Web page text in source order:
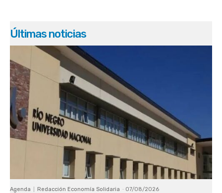
Últimas noticias
Agenda Redacción Economía Solidaria - 07/08/2026